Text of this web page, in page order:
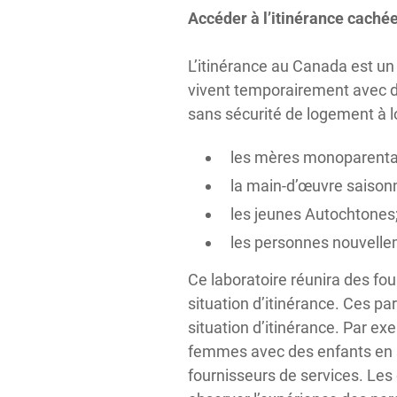
Accéder à l’itinérance
L’itinérance au Canada est
vivent temporairement avec
sans sécurité de logement à
les mères
la main-d’œuvre
les jeunes
les personnes
Ce laboratoire réunira des
situation d’itinérance. Ces
situation d’itinérance. Par
femmes avec des enfants en
fournisseurs de services.